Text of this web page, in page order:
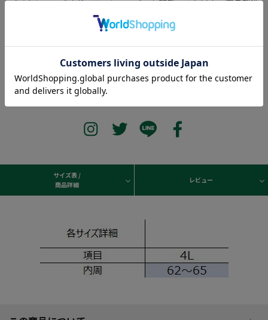
パイクシューズ「ダスラーシューズ」を開発。それ以来、商品製造
に情熱を傾け、1948年「ADIDAS」が誕生。「各スポーツのニーズ
にあった最高のシューズ開発」「アスリートをケガから守る」
獲得。靴のみならず、バッグ、ウェアなど様々なアイテムを展開。
サイズ表 /
商品詳細
レビュー